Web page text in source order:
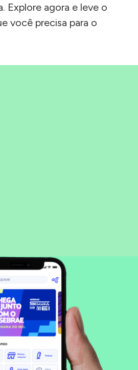
Explore agora e leve o
você precisa para o